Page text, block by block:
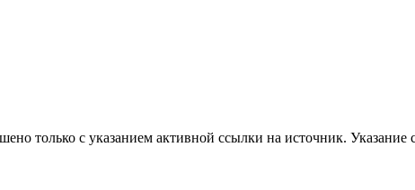
только с указанием активной ссылки на источник. Указание